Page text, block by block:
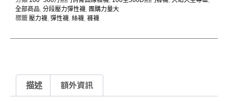
全部商品 分段壓力彈性襪 團購力量大
標籤 壓力襪 彈性襪 絲襪 褲襪
描述 額外資訊